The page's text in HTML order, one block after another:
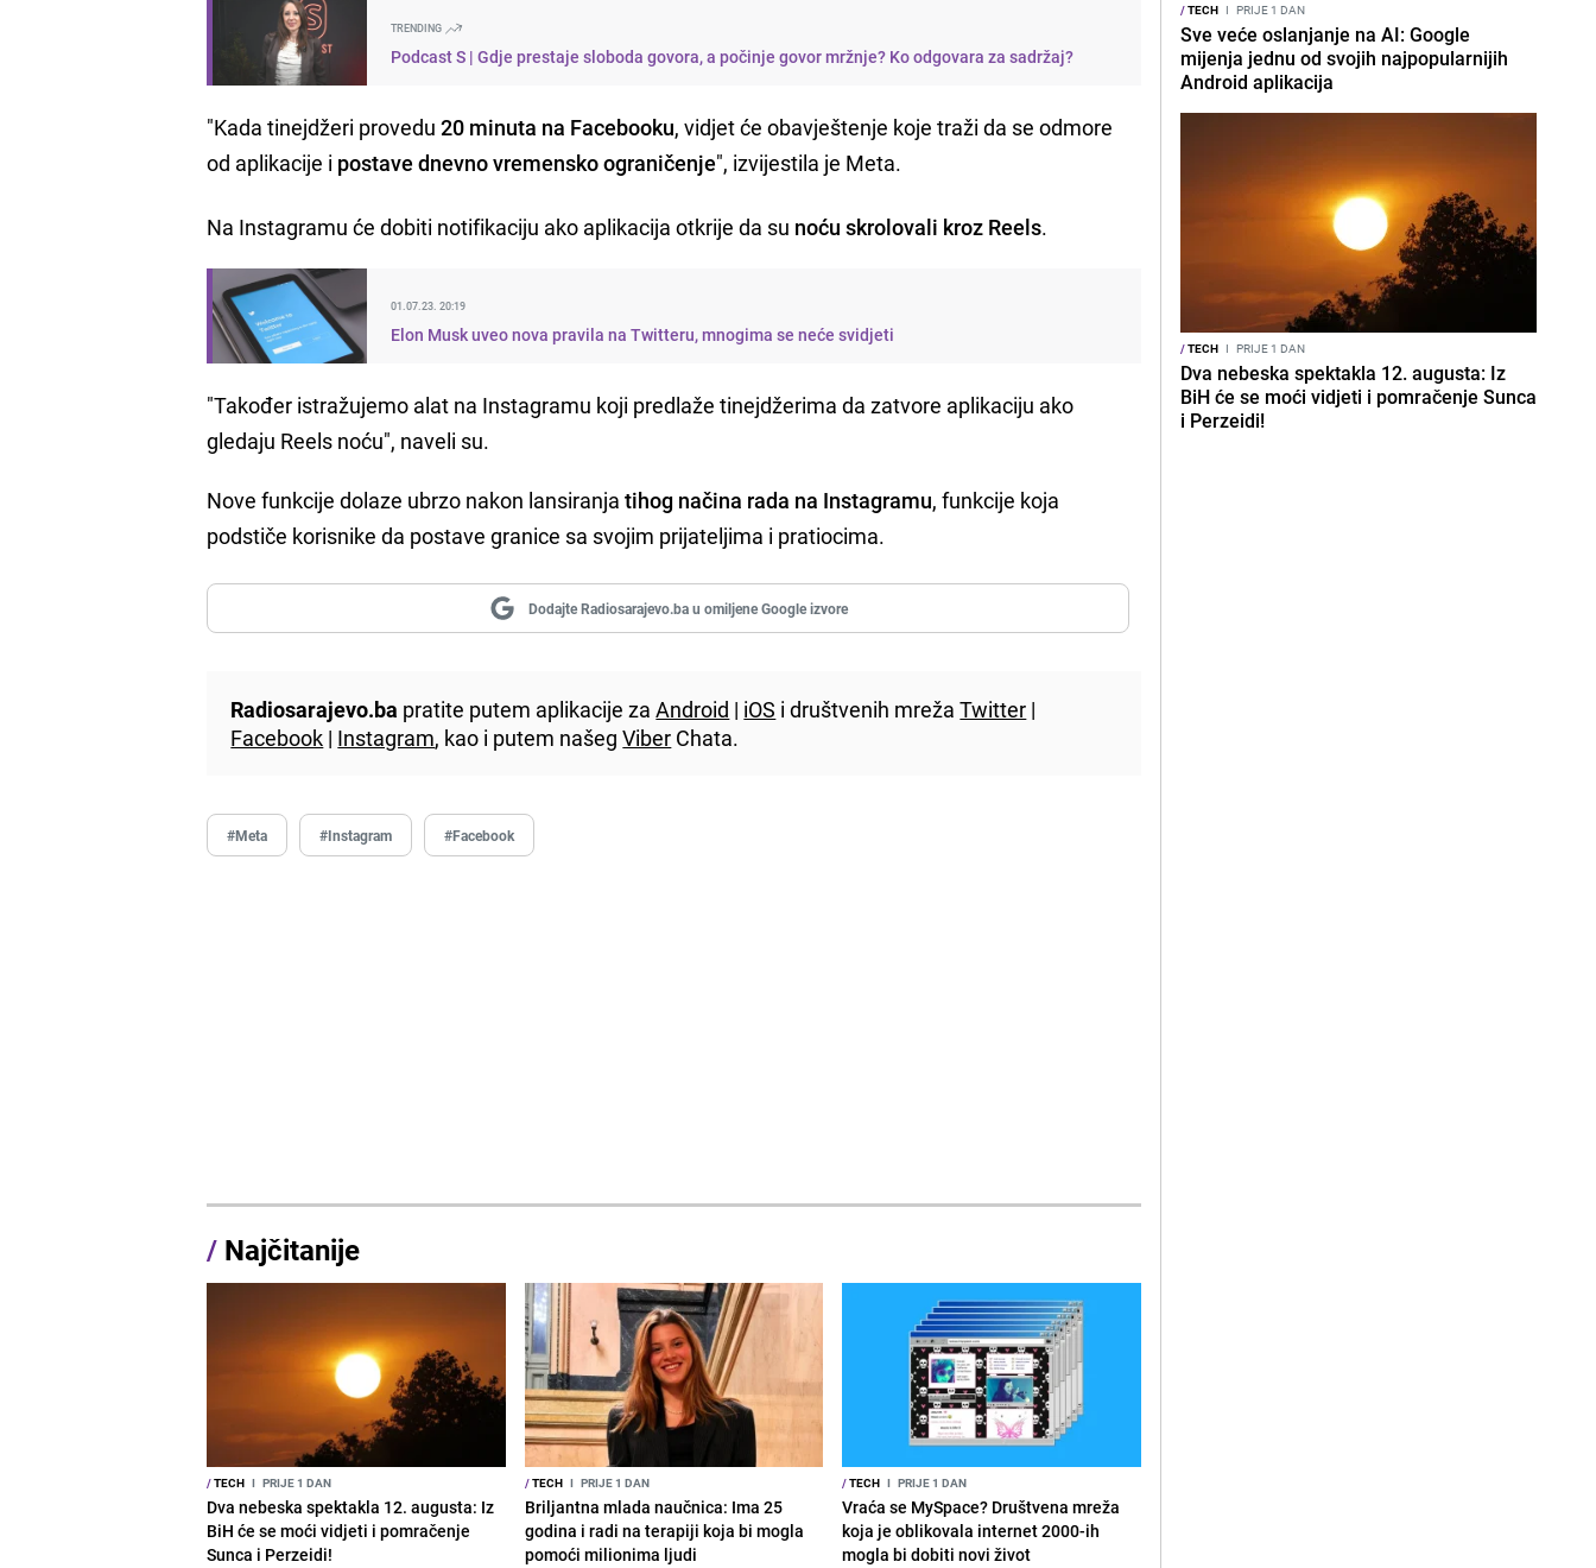
TRENDING
Podcast S | Gdje prestaje sloboda govora, a počinje govor mržnje? Ko odgovara za sadržaj?
"Kada tinejdžeri provedu20 minuta na Facebooku, vidjet će obavještenje koje traži da se odmore
od aplikacije i postave dnevno vremensko ograničenje", izvijestila je Meta.
Na Instagramu će dobiti notifikaciju ako aplikacija otkrije da su noću skrolovali kroz Reels.
01.07.23. 20:19
Elon Musk uveo nova pravila na Twitteru, mnogima se neće svidjeti
"Također istražujemo alat na Instagramu koji predlaže tinejdžerima da zatvore aplikaciju ako
gledaju Reels noću", naveli su.
Nove funkcije dolaze ubrzo nakon lansiranjatihog načina rada na Instagramu, funkcije koja
podstiče korisnike da postave granice sa svojim prijateljima i pratiocima.
Dodajte Radiosarajevo.ba u omiljene Google izvore
Radiosarajevo.ba pratite putem aplikacije zaAndroid | iOS i društvenih mrežaTwitter |
Facebook | Instagram, kao i putem našegViber Chata.
#Meta #Instagram #Facebook
/ Najčitanije
/TECH I PRIJE 1 DAN
Dva nebeska spektakla 12. augusta: Iz
BiH će se moći vidjeti i pomračenje
Sunca i Perzeidi!
/TECH I PRIJE 1 DAN
Briljantna mlada naučnica: Ima 25
godina i radi na terapiji koja bi mogla
pomoći milionima ljudi
/TECH I PRIJE 1 DAN
Vraća se MySpace? Društvena mreža
koja je oblikovala internet 2000-ih
mogla bi dobiti novi život
/TECH I PRIJE 1 DAN
Sve veće oslanjanje na AI: Google
mijenja jednu od svojih najpopularnijih
Android aplikacija
/TECH I PRIJE 1 DAN
Dva nebeska spektakla 12. augusta: Iz
BiH će se moći vidjeti i pomračenje Sunca
i Perzeidi!